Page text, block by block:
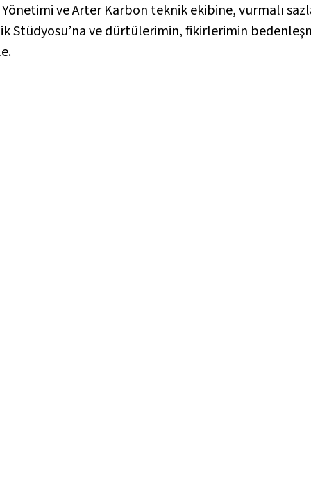
ve Arter Karbon teknik ekibine, vurmalı
Stüdyosu’na ve dürtülerimin, fikirlerimin